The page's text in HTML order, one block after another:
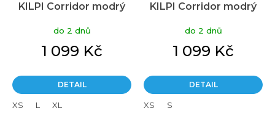
KILPI Corridor modrý
do 2 dnů
1 099 Kč
DETAIL
XS L XL
KILPI Corridor modrý
do 2 dnů
1 099 Kč
DETAIL
XS S